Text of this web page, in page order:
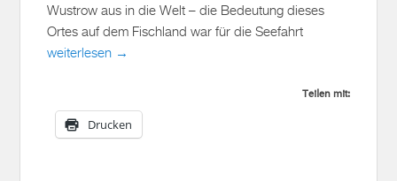
Wustrow aus in die Welt – die Bedeutung dieses
Ortes auf dem Fischland war für die Seefahrt
weiterlesen →
Teilen mit:
Drucken